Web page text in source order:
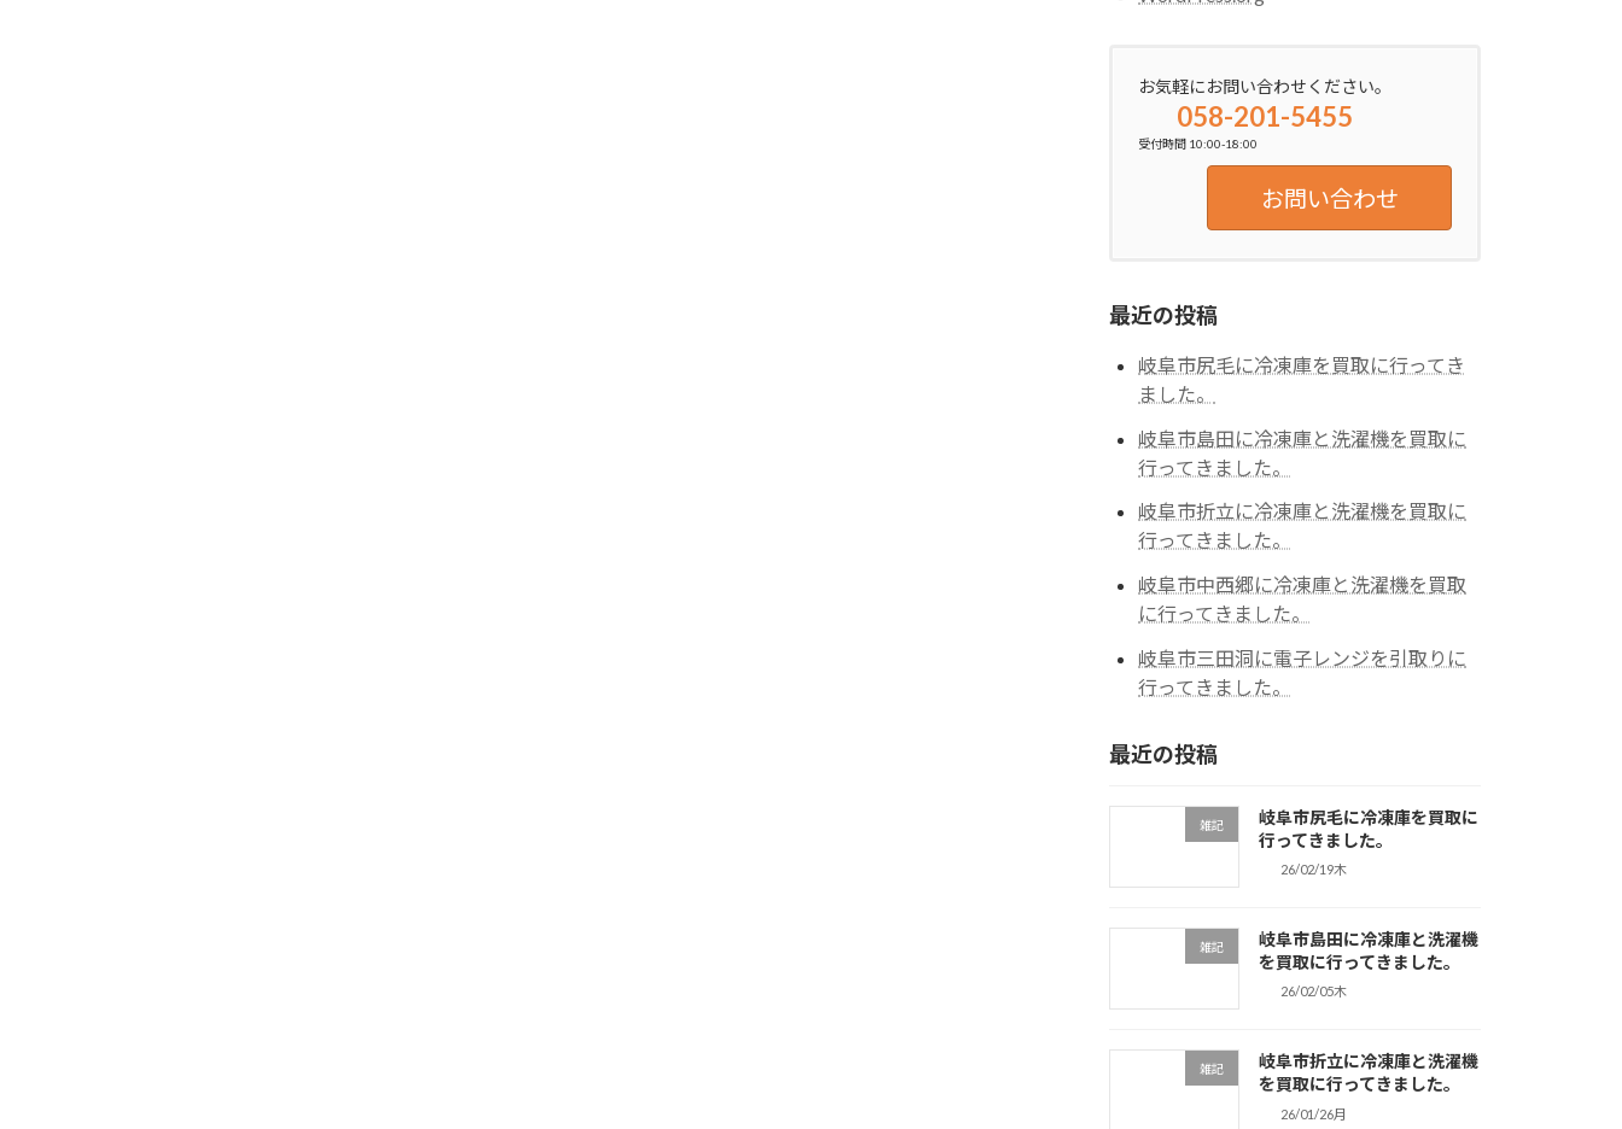
お気軽にお問い合わせください。
058-201-5455
受付時間 10:00-18:00
お問い合わせ
最近の投稿
岐阜市尻毛に冷凍庫を買取に行ってき
ました。
岐阜市島田に冷凍庫と洗濯機を買取に
行ってきました。
岐阜市折立に冷凍庫と洗濯機を買取に
行ってきました。
岐阜市中西郷に冷凍庫と洗濯機を買取
に行ってきました。
岐阜市三田洞に電子レンジを引取りに
行ってきました。
最近の投稿
雑記
岐阜市尻毛に冷凍庫を買取に
行ってきました。
26/02/19木
雑記
岐阜市島田に冷凍庫と洗濯機
を買取に行ってきました。
26/02/05木
雑記
岐阜市折立に冷凍庫と洗濯機
を買取に行ってきました。
26/01/26月